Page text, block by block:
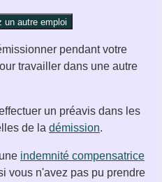
un autre emploi
pendant votre
travailler dans une autre
un préavis dans les
de la démission.
indemnité compensatrice
vous n'avez pas pu prendre